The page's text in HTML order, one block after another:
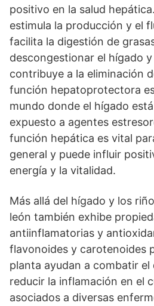
positivo en la salud
estimula la producción y el
facilita la digestión de
descongestionar el hígado
contribuye a la eliminación
función hepatoprotectora
mundo donde el hígado
expuesto a agentes
función hepática es vital
general y puede influir
energía y la vitalidad.
Más allá del hígado y los
león también exhibe
antiinflamatorias y
flavonoides y carotenoides
planta ayudan a combatir
reducir la inflamación en el
asociados a diversas